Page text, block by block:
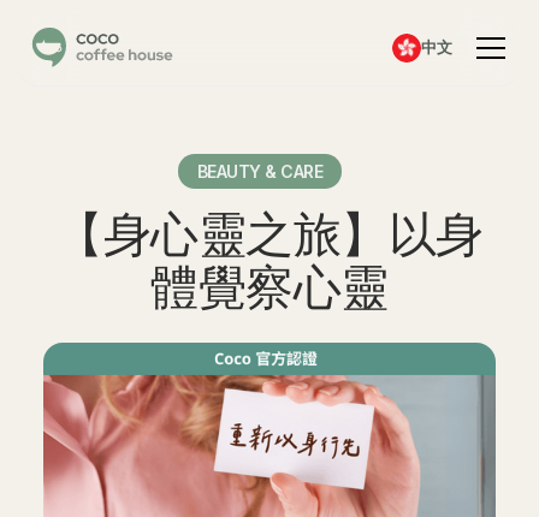
中文
BEAUTY & CARE
【身心靈之旅】以身
體覺察心靈